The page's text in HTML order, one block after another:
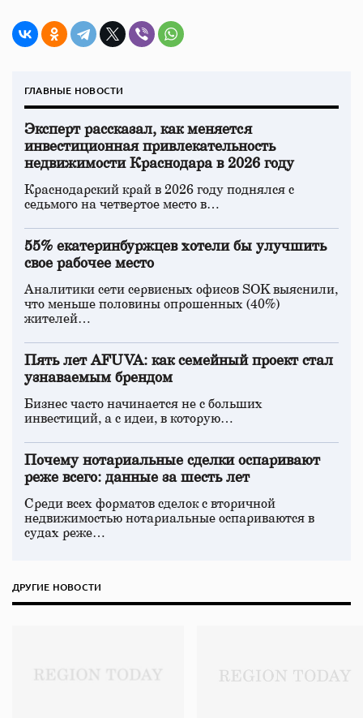
ГЛАВНЫЕ НОВОСТИ
Эксперт рассказал, как меняется
инвестиционная привлекательность
недвижимости Краснодара в 2026 году
Краснодарский край в 2026 году поднялся с
седьмого на четвертое место в…
55% екатеринбуржцев хотели бы улучшить
свое рабочее место
Аналитики сети сервисных офисов SOK выяснили,
что меньше половины опрошенных (40%)
жителей…
Пять лет AFUVA: как семейный проект стал
узнаваемым брендом
Бизнес часто начинается не с больших
инвестиций, а с идеи, в которую…
Почему нотариальные сделки оспаривают
реже всего: данные за шесть лет
Среди всех форматов сделок с вторичной
недвижимостью нотариальные оспариваются в
судах реже…
ДРУГИЕ НОВОСТИ